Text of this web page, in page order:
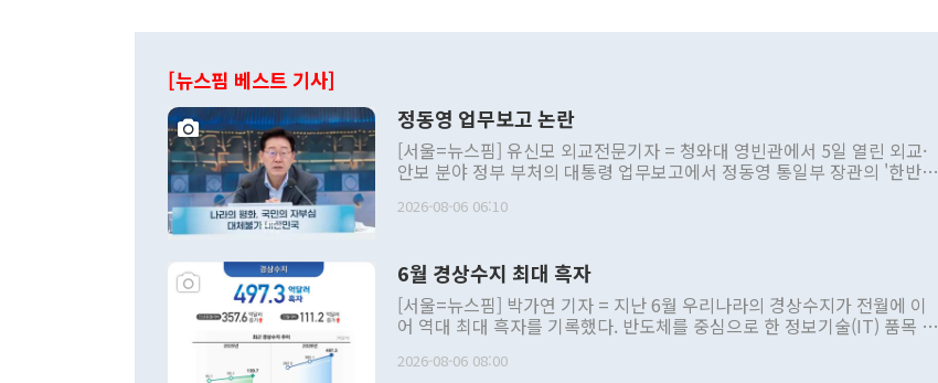
[뉴스핌 베스트 기사]
정동영 업무보고 논란
[서울=뉴스핌] 유신모 외교전문기자 = 청와대 영빈관에서 5일 열린 외교·
안보 분야 정부 부처의 대통령 업무보고에서 정동영 통일부 장관의 '한반도
발언 중에는 정부 내 조율을 거치지 않은 사안을 정책으로 추진하겠다고 공
주의적 희망에 근거한 비현실적 구상'이라는 비판을 내놨다. 그동안 정 장
관의 대북 정책 관련 발언이 물의를 빚은 적은 여러 번 있지만 대통령과 유
관 부처 장관이 공개적으로 부정적 입장을 표명한 것은 이례적이다. 정 장
관의 무리한 대북 접근법과 월권을 제어해야 한다는 목소리도 높아지고 있
다. [정동영 통일부 장관이 지난달 23일 오후 서울 종로구 정부서울청사에
2026-08-06 06:10
6월 경상수지 최대 흑자
[서울=뉴스핌] 박가연 기자 = 지난 6월 우리나라의 경상수지가 전월에 이
어 역대 최대 흑자를 기록했다. 반도체를 중심으로 한 정보기술(IT) 품목 수
료=한국은행] 한국은행이 6일 발표한 '2026년 6월 국제수지(잠정)'에 따르
2026-08-06 08:00